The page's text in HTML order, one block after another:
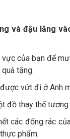
và đậu lăng
của bạn để
tặng.
vứt đi ở Anh
đồ thay thế tương
các đống rác
phẩm.